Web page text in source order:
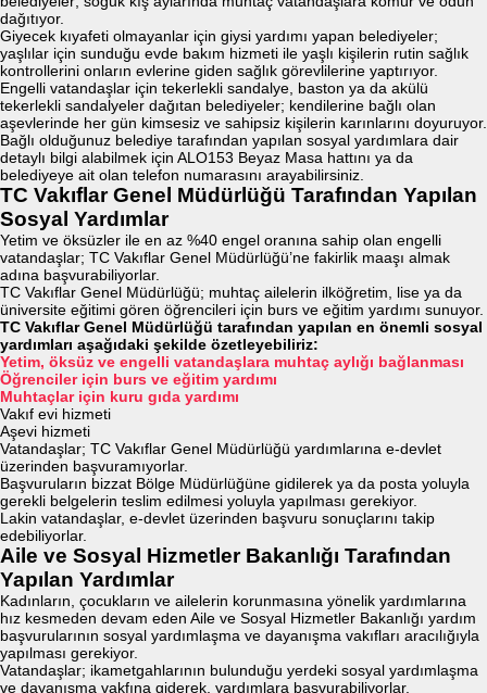
dağıtıyor.
Giyecek kıyafeti olmayanlar için giysi yardımı yapan belediyeler;
yaşlılar için sunduğu evde bakım hizmeti ile yaşlı kişilerin rutin sağlık
kontrollerini onların evlerine giden sağlık görevlilerine yaptırıyor.
Engelli vatandaşlar için tekerlekli sandalye, baston ya da akülü
tekerlekli sandalyeler dağıtan belediyeler; kendilerine bağlı olan
aşevlerinde her gün kimsesiz ve sahipsiz kişilerin karınlarını doyuruyor.
Bağlı olduğunuz belediye tarafından yapılan sosyal yardımlara dair
detaylı bilgi alabilmek için ALO153 Beyaz Masa hattını ya da
belediyeye ait olan telefon numarasını arayabilirsiniz.
TC Vakıflar Genel Müdürlüğü Tarafından Yapılan
Sosyal Yardımlar
Yetim ve öksüzler ile en az %40 engel oranına sahip olan engelli
vatandaşlar; TC Vakıflar Genel Müdürlüğü’ne fakirlik maaşı almak
adına başvurabiliyorlar.
TC Vakıflar Genel Müdürlüğü; muhtaç ailelerin ilköğretim, lise ya da
üniversite eğitimi gören öğrencileri için burs ve eğitim yardımı sunuyor.
TC Vakıflar Genel Müdürlüğü tarafından yapılan en önemli sosyal
yardımları aşağıdaki şekilde özetleyebiliriz:
Yetim, öksüz ve engelli vatandaşlara muhtaç aylığı bağlanması
Öğrenciler için burs ve eğitim yardımı
Muhtaçlar için kuru gıda yardımı
Vakıf evi hizmeti
Aşevi hizmeti
Vatandaşlar; TC Vakıflar Genel Müdürlüğü yardımlarına e-devlet
üzerinden başvuramıyorlar.
Başvuruların bizzat Bölge Müdürlüğüne gidilerek ya da posta yoluyla
gerekli belgelerin teslim edilmesi yoluyla yapılması gerekiyor.
Lakin vatandaşlar, e-devlet üzerinden başvuru sonuçlarını takip
edebiliyorlar.
Aile ve Sosyal Hizmetler Bakanlığı Tarafından
Yapılan Yardımlar
Kadınların, çocukların ve ailelerin korunmasına yönelik yardımlarına
hız kesmeden devam eden Aile ve Sosyal Hizmetler Bakanlığı yardım
başvurularının sosyal yardımlaşma ve dayanışma vakıfları aracılığıyla
yapılması gerekiyor.
Vatandaşlar; ikametgahlarının bulunduğu yerdeki sosyal yardımlaşma
ve dayanışma vakfına giderek, yardımlara başvurabiliyorlar.